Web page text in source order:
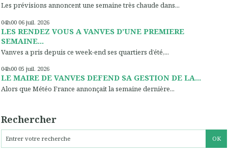
Les prévisions annoncent une semaine très chaude dans...
04h00 06 juil. 2026
LES RENDEZ VOUS A VANVES D’UNE PREMIERE
SEMAINE...
Vanves a pris depuis ce week-end ses quartiers d’été,...
04h00 05 juil. 2026
LE MAIRE DE VANVES DEFEND SA GESTION DE LA...
Alors que Météo France annonçait la semaine dernière...
Rechercher